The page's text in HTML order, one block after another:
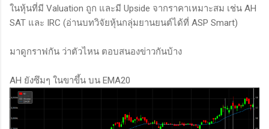
ในหุ้นที่มี Valuation ถูก และมี Upside จากราคาเหมาะสม เช่น AH
SAT และ IRC (อ่านบทวิจัยหุ้นกลุ่มยานยนต์ได้ที่ ASP Smart)
มาดูกราฟกัน ว่าตัวไหน ตอบสนองข่าวกันบ้าง
AH ยังซึมๆ ในขาขึ้น บน EMA20